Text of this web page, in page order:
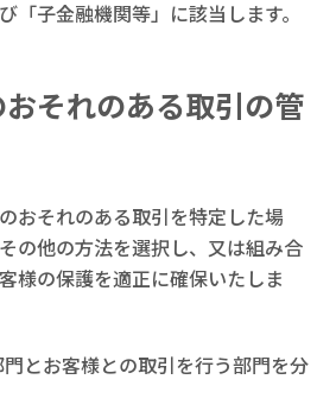
「子金融機関等」に該当します。
それのある取引の管
おそれのある取引を特定した場
の他の方法を選択し、又は組み合
様の保護を適正に確保いたしま
とお客様との取引を行う部門を分